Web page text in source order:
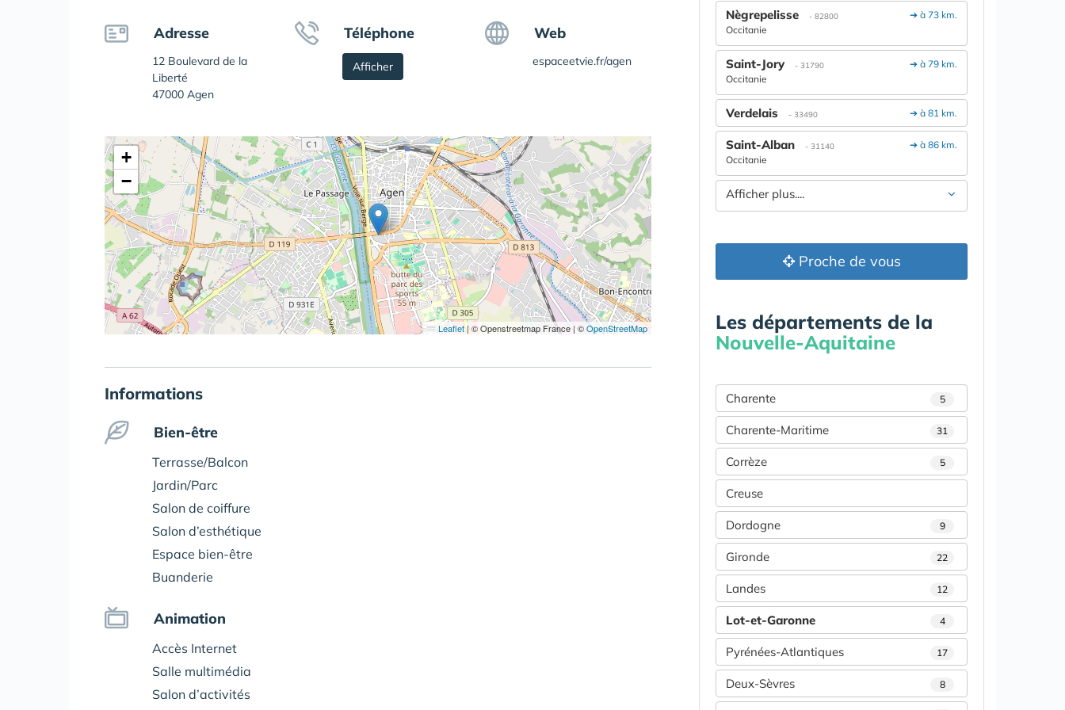
Adresse
12 Boulevard de la
Liberté
47000 Agen
Téléphone
Afficher
Web
espaceetvie.fr/agen
+
−
Leaflet |© Openstreetmap France | ©OpenStreetMap
Informations
Bien-être
Terrasse/Balcon
Jardin/Parc
Salon de coiffure
Salon d’esthétique
Espace bien-être
Buanderie
Animation
Accès Internet
Salle multimédia
Salon d’activités
➔ à 73 km.
Nègrepelisse - 82800
Occitanie
➔ à 79 km.
Saint-Jory - 31790
Occitanie
➔ à 81 km.
Verdelais - 33490
➔ à 86 km.
Saint-Alban - 31140
Occitanie
Afficher plus....
Proche de vous
Les départements de la
Nouvelle-Aquitaine
Charente 5
Charente-Maritime 31
Corrèze 5
Creuse
Dordogne 9
Gironde 22
Landes 12
Lot-et-Garonne 4
Pyrénées-Atlantiques 17
Deux-Sèvres 8